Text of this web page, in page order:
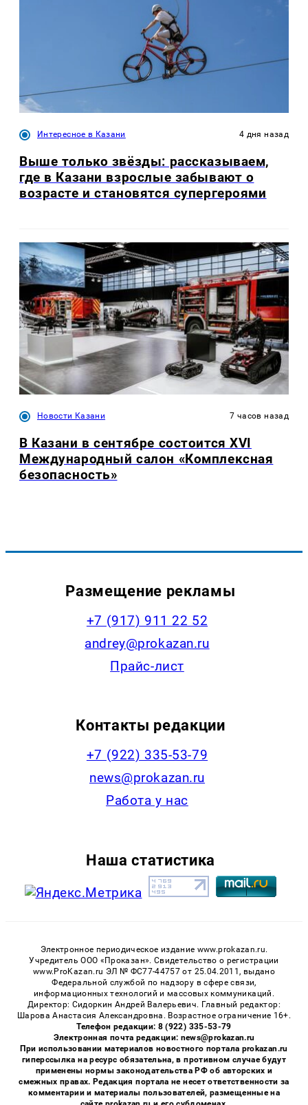
Интересное в Казани 4 дня назад
Выше только звёзды: рассказываем,
где в Казани взрослые забывают о
возрасте и становятся супергероями
Новости Казани 7 часов назад
В Казани в сентябре состоится XVI
Международный салон «Комплексная
безопасность»
Размещение рекламы
+7 (917) 911 22 52
andrey@prokazan.ru
Прайс-лист
Контакты редакции
+7 (922) 335-53-79
news@prokazan.ru
Работа у нас
Наша статистика
Электронное периодическое издание www.prokazan.ru.
Учредитель ООО «Проказан». Cвидетельство о регистрации
www.ProKazan.ru ЭЛ № ФС77-44757 от 25.04.2011, выдано
Федеральной службой по надзору в сфере связи,
информационных технологий и массовых коммуникаций.
Директор: Сидоркин Андрей Валерьевич. Главный редактор:
Шарова Анастасия Александровна. Возрастное ограничение 16+.
Телефон редакции: 8 (922) 335-53-79
Электронная почта редакции: news@prokazan.ru
При использовании материалов новостного портала prokazan.ru
гиперссылка на ресурс обязательна, в противном случае будут
применены нормы законодательства РФ об авторских и
смежных правах. Редакция портала не несет ответственности за
комментарии и материалы пользователей, размещенные на